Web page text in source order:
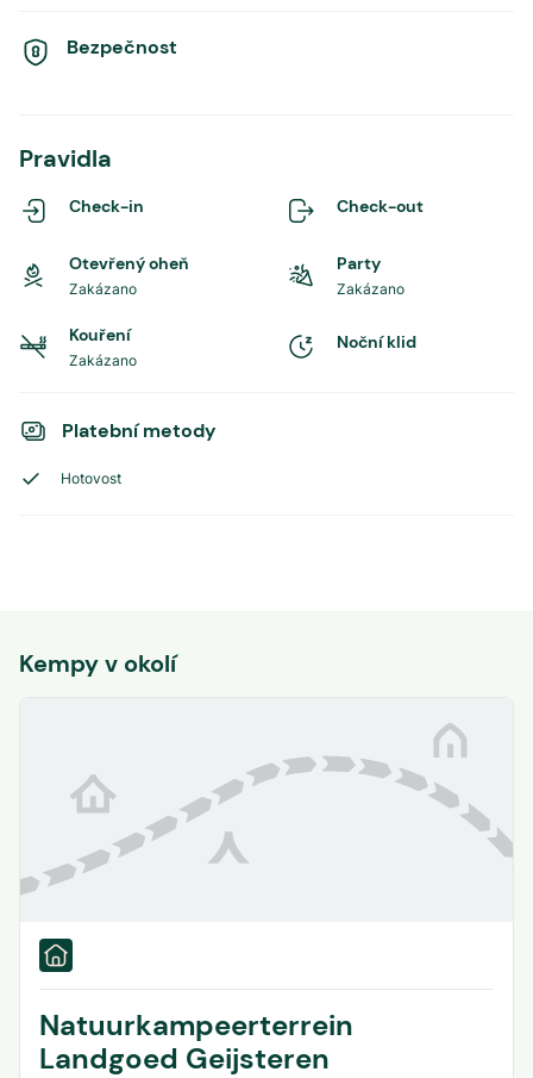
Bezpečnost
Pravidla
Check-in Check-out
Otevřený oheň
Zakázano
Party
Zakázano
Kouření
Zakázano
Noční klid
Platební metody
Hotovost
Kempy v okolí
Natuurkampeerterrein
Landgoed Geijsteren